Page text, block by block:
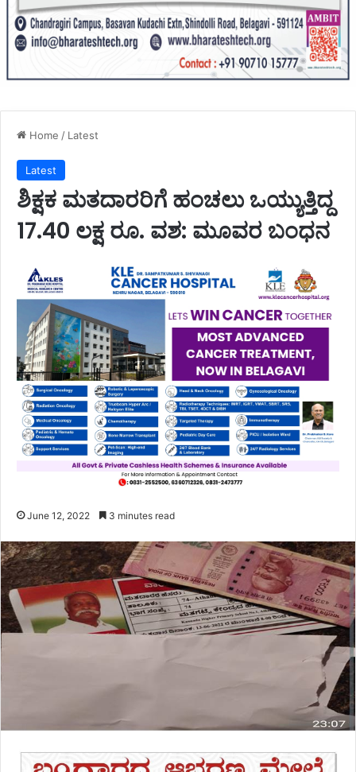
Home / Latest
Latest
ಶಿಕ್ಷಕ ಮತದಾರರಿಗೆ ಹಂಚಲು ಒಯ್ಯುತ್ತಿದ್ದ
17.40 ಲಕ್ಷ ರೂ. ವಶ: ಮೂವರ ಬಂಧನ
June 12, 2022 3 minutes read